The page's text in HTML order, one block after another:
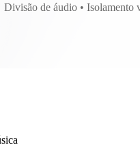
Divisão de áudio • Isolamento